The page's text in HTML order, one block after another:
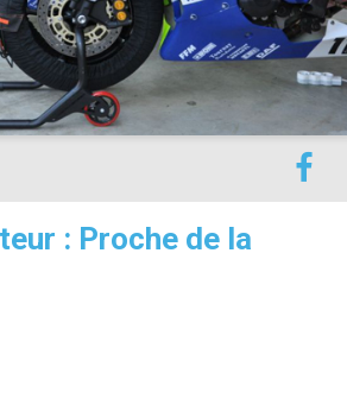
: Proche de la